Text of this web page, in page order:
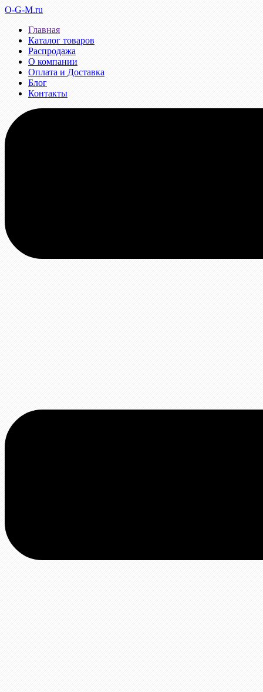
O-G-M.ru
Главная
Каталог товаров
Распродажа
О компании
Оплата и Доставка
Блог
Контакты